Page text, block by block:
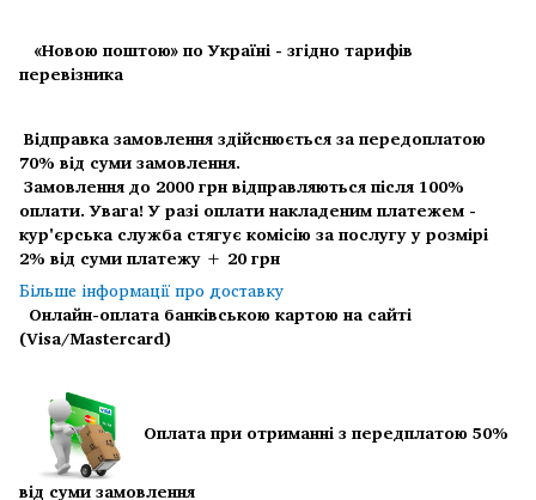
«Новою поштою» по Україні - згідно тарифів
перевізника
Відправка замовлення здійснюється за передоплатою
70% від суми замовлення.
Замовлення до 2000 грн відправляються після 100%
оплати.Увага! У разі оплати накладеним платежем -
кур'єрська служба стягує комісію за послугу у розмірі
2% від суми платежу + 20 грн
Більше інформації про доставку
Онлайн-оплата банківською картою на сайті
(Visa/Mastercard)
Оплата при отриманні з передплатою 50%
від суми замовлення